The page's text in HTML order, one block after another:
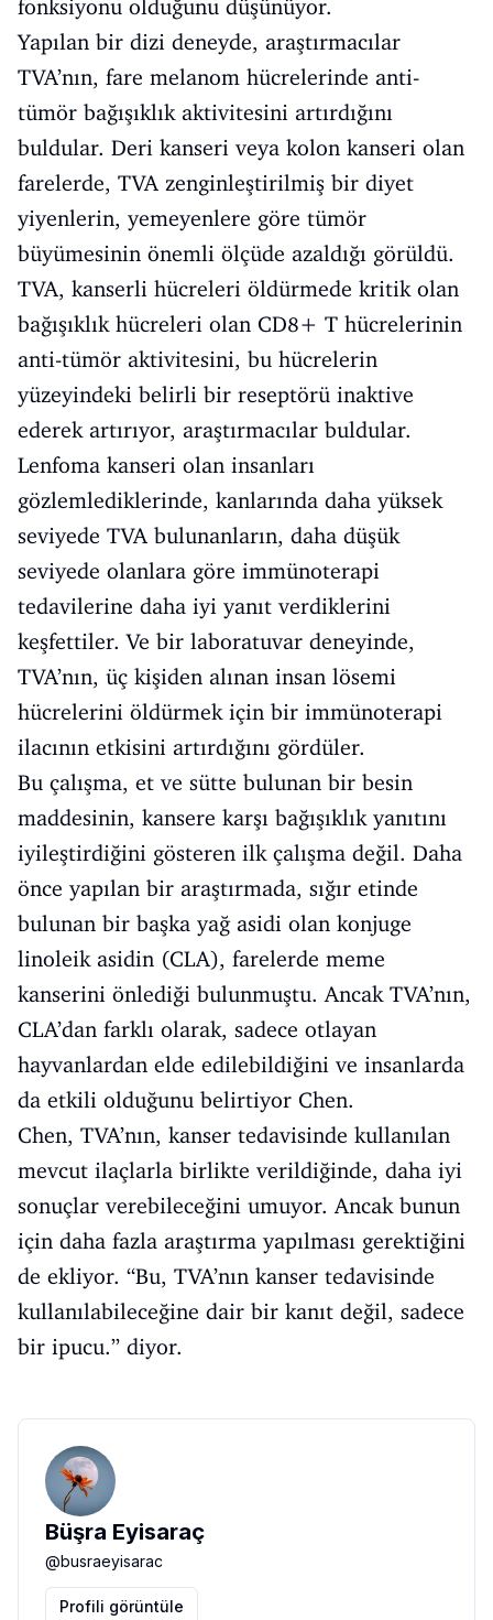
fonksiyonu olduğunu düşünüyor.
Yapılan bir dizi deneyde, araştırmacılar
TVA’nın, fare melanom hücrelerinde anti-
tümör bağışıklık aktivitesini artırdığını
buldular. Deri kanseri veya kolon kanseri olan
farelerde, TVA zenginleştirilmiş bir diyet
yiyenlerin, yemeyenlere göre tümör
büyümesinin önemli ölçüde azaldığı görüldü.
TVA, kanserli hücreleri öldürmede kritik olan
bağışıklık hücreleri olan CD8+ T hücrelerinin
anti-tümör aktivitesini, bu hücrelerin
yüzeyindeki belirli bir reseptörü inaktive
ederek artırıyor, araştırmacılar buldular.
Lenfoma kanseri olan insanları
gözlemlediklerinde, kanlarında daha yüksek
seviyede TVA bulunanların, daha düşük
seviyede olanlara göre immünoterapi
tedavilerine daha iyi yanıt verdiklerini
keşfettiler. Ve bir laboratuvar deneyinde,
TVA’nın, üç kişiden alınan insan lösemi
hücrelerini öldürmek için bir immünoterapi
ilacının etkisini artırdığını gördüler.
Bu çalışma, et ve sütte bulunan bir besin
maddesinin, kansere karşı bağışıklık yanıtını
iyileştirdiğini gösteren ilk çalışma değil. Daha
önce yapılan bir araştırmada, sığır etinde
bulunan bir başka yağ asidi olan konjuge
linoleik asidin (CLA), farelerde meme
kanserini önlediği bulunmuştu. Ancak TVA’nın,
CLA’dan farklı olarak, sadece otlayan
hayvanlardan elde edilebildiğini ve insanlarda
da etkili olduğunu belirtiyor Chen.
Chen, TVA’nın, kanser tedavisinde kullanılan
mevcut ilaçlarla birlikte verildiğinde, daha iyi
sonuçlar verebileceğini umuyor. Ancak bunun
için daha fazla araştırma yapılması gerektiğini
de ekliyor. “Bu, TVA’nın kanser tedavisinde
kullanılabileceğine dair bir kanıt değil, sadece
bir ipucu.” diyor.
Büşra Eyisaraç
@busraeyisarac
Profili görüntüle